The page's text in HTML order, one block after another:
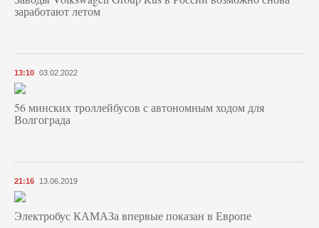
заработают летом
13:10 03.02.2022
56 минских троллейбусов с автономным ходом для
Волгограда
21:16 13.06.2019
Электробус КАМАЗа впервые показан в Европе